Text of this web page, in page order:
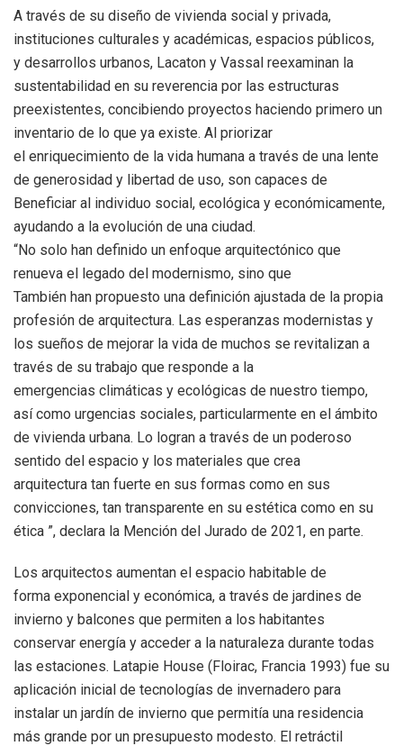
A través de su diseño de vivienda social y privada,
instituciones culturales y académicas, espacios públicos,
y desarrollos urbanos, Lacaton y Vassal reexaminan la
sustentabilidad en su reverencia por las estructuras
preexistentes, concibiendo proyectos haciendo primero un
inventario de lo que ya existe. Al priorizar
el enriquecimiento de la vida humana a través de una lente
de generosidad y libertad de uso, son capaces de
Beneficiar al individuo social, ecológica y económicamente,
ayudando a la evolución de una ciudad.
“No solo han definido un enfoque arquitectónico que
renueva el legado del modernismo, sino que
También han propuesto una definición ajustada de la propia
profesión de arquitectura. Las esperanzas modernistas y
los sueños de mejorar la vida de muchos se revitalizan a
través de su trabajo que responde a la
emergencias climáticas y ecológicas de nuestro tiempo,
así como urgencias sociales, particularmente en el ámbito
de vivienda urbana. Lo logran a través de un poderoso
sentido del espacio y los materiales que crea
arquitectura tan fuerte en sus formas como en sus
convicciones, tan transparente en su estética como en su
ética ”, declara la Mención del Jurado de 2021, en parte.
Los arquitectos aumentan el espacio habitable de
forma exponencial y económica, a través de jardines de
invierno y balcones que permiten a los habitantes
conservar energía y acceder a la naturaleza durante todas
las estaciones. Latapie House (Floirac, Francia 1993) fue su
aplicación inicial de tecnologías de invernadero para
instalar un jardín de invierno que permitía una residencia
más grande por un presupuesto modesto. El retráctil